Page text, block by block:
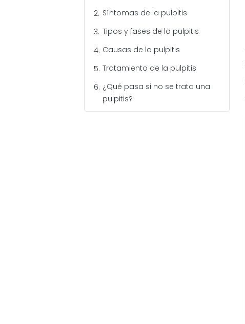
Síntomas de la pulpitis
Tipos y fases de la pulpitis
Causas de la pulpitis
Tratamiento de la pulpitis
¿Qué pasa si no se trata una
pulpitis?